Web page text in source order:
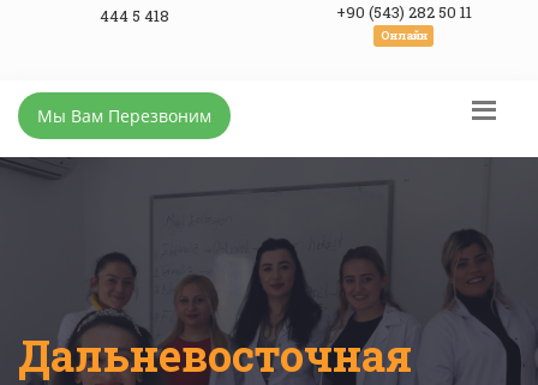
444 5 418 +90 (543) 282 50 11
Онлайн
Мы Вам Перезвоним
Дальневосточная